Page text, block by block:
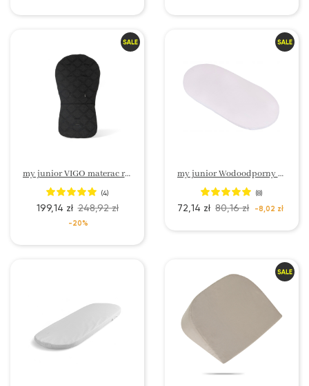
my junior VIGO materac redukcyjny do wózka z Bambus
(4)
199,14 zł 248,92 zł
-20%
my junior Wodoodporny ochraniacz na materac
(8)
72,14 zł 80,16 zł -8,02 zł